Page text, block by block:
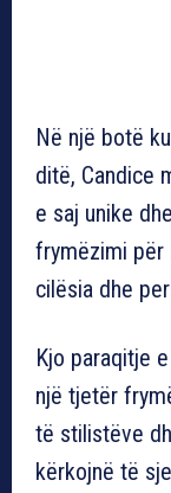
Në një botë
ditë, Candice
e saj unike
frymëzimi për
cilësia dhe
Kjo paraqitje
një tjetër
të stilistëve
kërkojnë të